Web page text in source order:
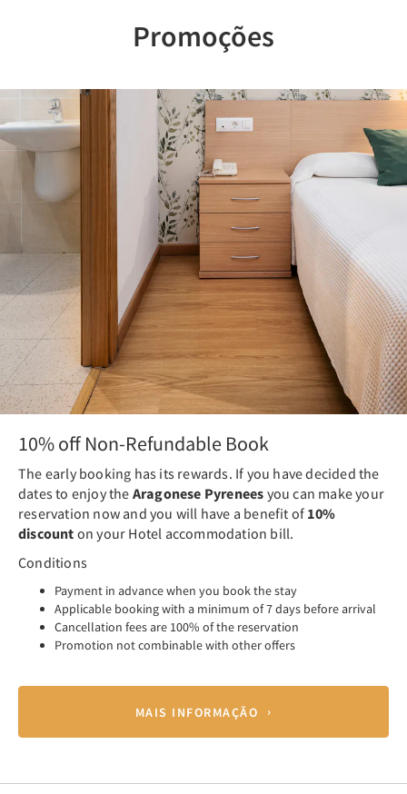
Promoções
10% off Non-Refundable Book
The early booking has its rewards. If you have decided the
dates to enjoy the Aragonese Pyrenees you can make your
reservation now and you will have a benefit of 10%
discount on your Hotel accommodation bill.
Conditions
Payment in advance when you book the stay
Applicable booking with a minimum of 7 days before arrival
Cancellation fees are 100% of the reservation
Promotion not combinable with other offers
MAIS INFORMAÇÃO